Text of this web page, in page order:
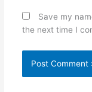
Save my
the next time I